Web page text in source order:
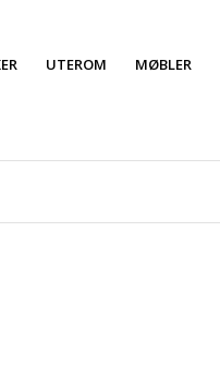
UTEROM MØBLER